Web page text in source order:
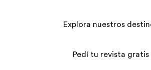
Explora nuestros
Pedí tu revista gratis